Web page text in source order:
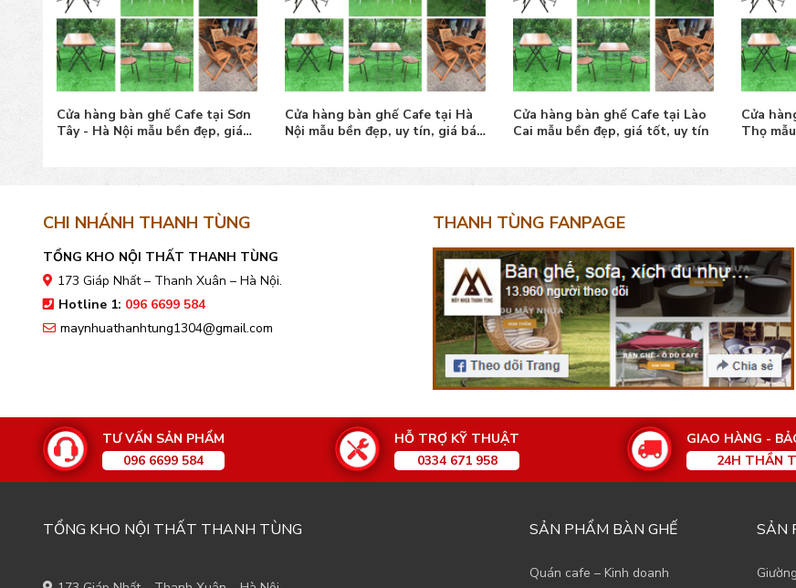
Cửa hàng bàn ghế Cafe tại Sơn
Tây - Hà Nội mẫu bền đẹp, giá
Cửa hàng bàn ghế Cafe tại Hà
Nội mẫu bền đẹp, uy tín, giá bán
Cửa hàng bàn ghế Cafe tại Lào
Cai mẫu bền đẹp, giá tốt, uy tín
Cửa
Thọ
CHI NHÁNH THANH TÙNG
TỔNG KHO NỘI THẤT THANH TÙNG
173 Giáp Nhất – Thanh Xuân – Hà Nội.
Hotline 1: 096 6699 584
maynhuathanhtung1304@gmail.com
THANH TÙNG FANPAGE
TƯ VẤN SẢN PHẨM
096 6699 584
HỖ TRỢ KỸ THUẬT
0334 671 958
GIAO HÀNG -
24H THẦN
TỔNG KHO NỘI THẤT THANH TÙNG SẢN PHẨM BÀN GHẾ
Quán cafe – Kinh doanh
SẢN